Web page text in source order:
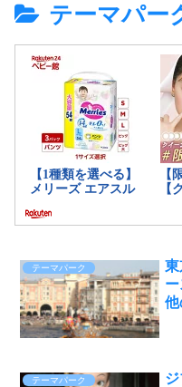
テーマパー
テーマパーク
東
他
テーマパーク